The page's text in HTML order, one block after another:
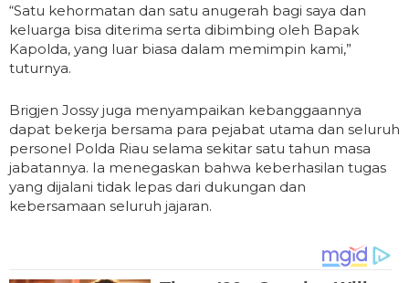
“Satu kehormatan dan satu anugerah bagi saya dan
keluarga bisa diterima serta dibimbing oleh Bapak
Kapolda, yang luar biasa dalam memimpin kami,”
tuturnya.
Brigjen Jossy juga menyampaikan kebanggaannya
dapat bekerja bersama para pejabat utama dan seluruh
personel Polda Riau selama sekitar satu tahun masa
jabatannya. Ia menegaskan bahwa keberhasilan tugas
yang dijalani tidak lepas dari dukungan dan
kebersamaan seluruh jajaran.